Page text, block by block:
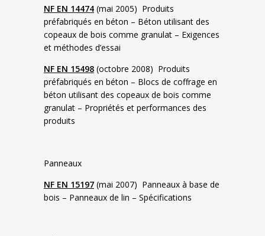
NF EN 14474 (mai 2005) Produits
préfabriqués en béton – Béton utilisant des
copeaux de bois comme granulat – Exigences
et méthodes d’essai
NF EN 15498 (octobre 2008) Produits
préfabriqués en béton – Blocs de coffrage en
béton utilisant des copeaux de bois comme
granulat – Propriétés et performances des
produits
Panneaux
NF EN 15197 (mai 2007) Panneaux à base de
bois – Panneaux de lin – Spécifications